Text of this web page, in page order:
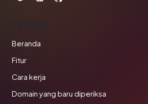
PRODUK
Beranda
Fitur
Cara kerja
Domain yang baru diperiksa